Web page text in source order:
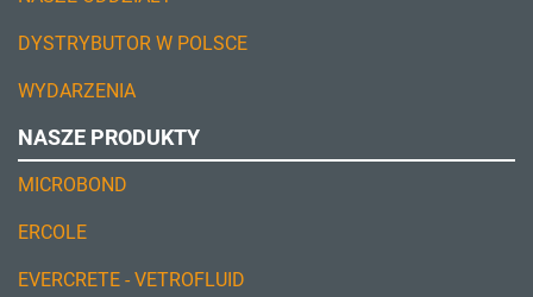
DYSTRYBUTOR W POLSCE
WYDARZENIA
NASZE PRODUKTY
MICROBOND
ERCOLE
EVERCRETE - VETROFLUID